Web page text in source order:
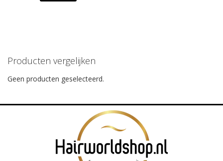
Producten vergelijken
Geen producten geselecteerd.